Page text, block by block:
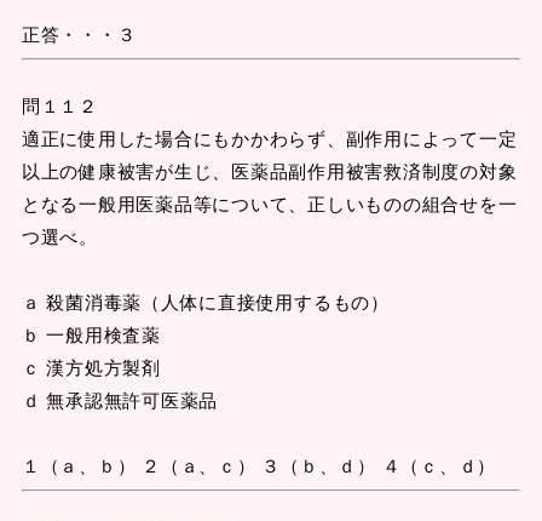
正答・・・３
問１１２
適正に使用した場合にもかかわらず、副作用によって一定
以上の健康被害が生じ、医薬品副作用被害救済制度の対象
となる一般用医薬品等について、正しいものの組合せを一
つ選べ。
ａ 殺菌消毒薬（人体に直接使用するもの）
ｂ 一般用検査薬
ｃ 漢方処方製剤
ｄ 無承認無許可医薬品
１（ａ、ｂ） ２（ａ、ｃ） ３（ｂ、ｄ） ４（ｃ、ｄ）